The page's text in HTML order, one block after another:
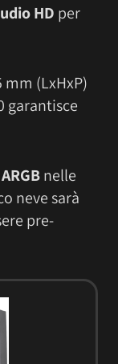
HD per
mm (LxHxP)
garantisce
nelle
neve sarà
pre-